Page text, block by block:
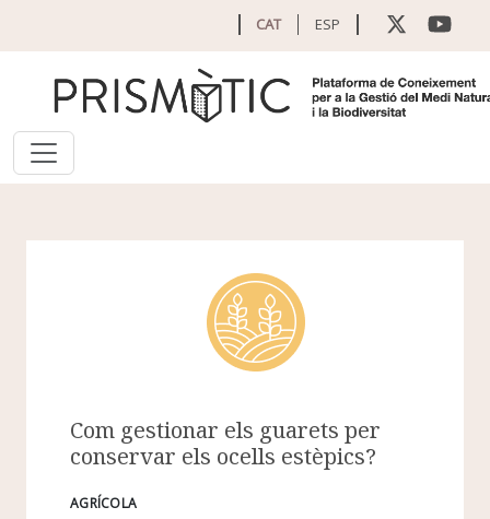
CAT ESP
Com gestionar els guarets per
conservar els ocells estèpics?
AGRÍCOLA